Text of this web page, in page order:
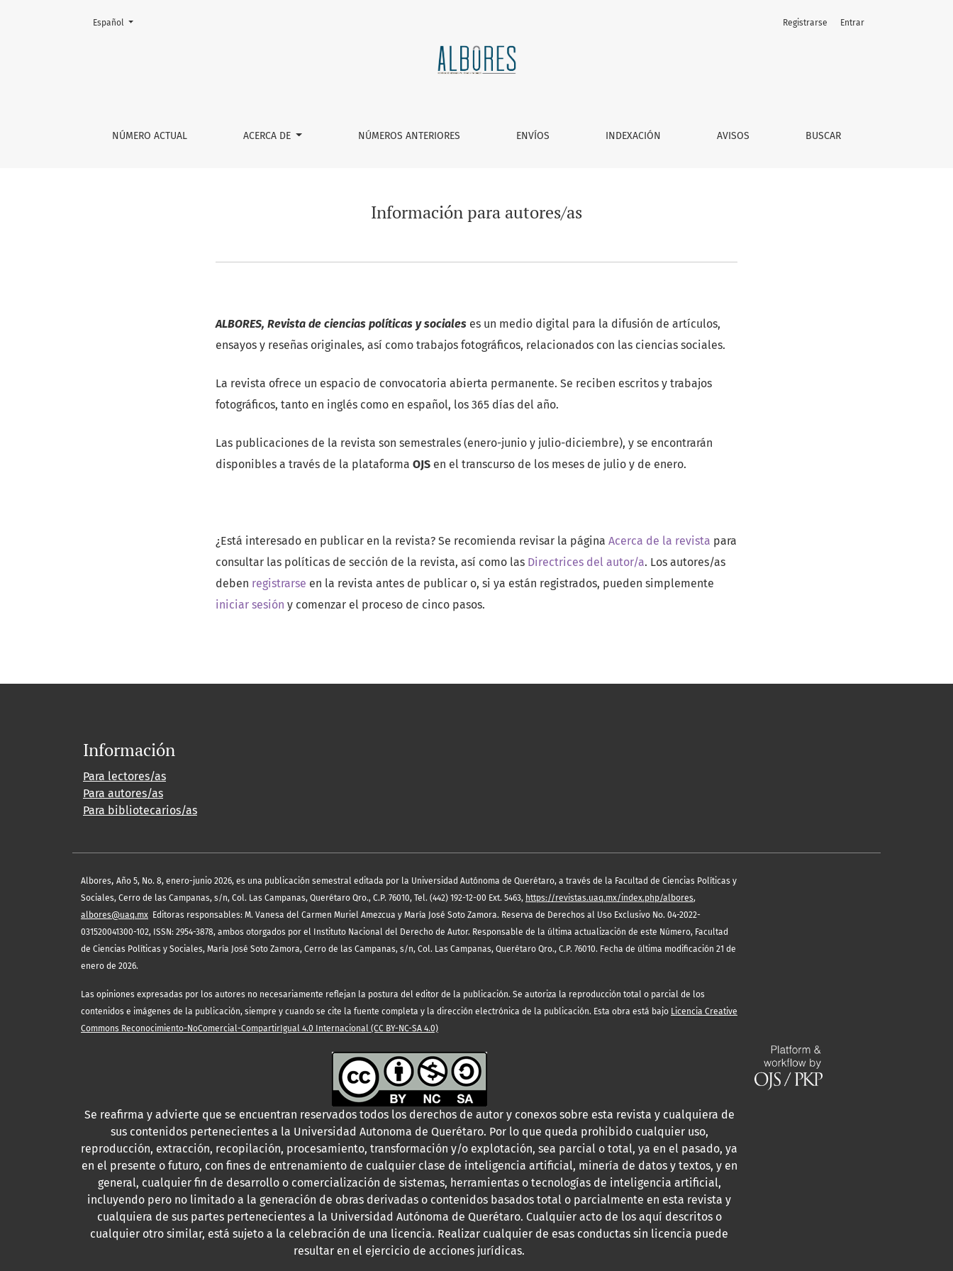
Información para autores/as
NÚMERO ACTUAL ACERCA DE NÚMEROS ANTERIORES ENVÍOS INDEXACIÓN AVISOS BUSCAR
Registrarse Entrar
Cambiar el idioma. El actual es:
Español
Información para autores/as
ALBORES, Revista de ciencias políticas y sociales es un medio digital para la difusión de artículos,
ensayos y reseñas originales, así como trabajos fotográficos, relacionados con las ciencias sociales.
La revista ofrece un espacio de convocatoria abierta permanente. Se reciben escritos y trabajos
fotográficos, tanto en inglés como en español, los 365 días del año.
Las publicaciones de la revista son semestrales (enero-junio y julio-diciembre), y se encontrarán
disponibles a través de la plataforma OJS en el transcurso de los meses de julio y de enero.
¿Está interesado en publicar en la revista? Se recomienda revisar la página Acerca de la revista para
consultar las políticas de sección de la revista, así como las Directrices del autor/a. Los autores/as
deben registrarse en la revista antes de publicar o, si ya están registrados, pueden simplemente
iniciar sesión y comenzar el proceso de cinco pasos.
Información
Para lectores/as
Para autores/as
Para bibliotecarios/as
Albores, Año 5, No. 8, enero-junio 2026, es una publicación semestral editada por la Universidad Autónoma de Querétaro, a través de la Facultad de Ciencias Políticas y
Sociales, Cerro de las Campanas, s/n, Col. Las Campanas, Querétaro Qro., C.P. 76010, Tel. (442) 192-12-00 Ext. 5463, https://revistas.uaq.mx/index.php/albores,
albores@uaq.mx Editoras responsables: M. Vanesa del Carmen Muriel Amezcua y María José Soto Zamora. Reserva de Derechos al Uso Exclusivo No. 04-2022-
031520041300-102, ISSN: 2954-3878, ambos otorgados por el Instituto Nacional del Derecho de Autor. Responsable de la última actualización de este Número, Facultad
de Ciencias Políticas y Sociales, María José Soto Zamora, Cerro de las Campanas, s/n, Col. Las Campanas, Querétaro Qro., C.P. 76010. Fecha de última modificación 21 de
enero de 2026.
Las opiniones expresadas por los autores no necesariamente reflejan la postura del editor de la publicación. Se autoriza la reproducción total o parcial de los
contenidos e imágenes de la publicación, siempre y cuando se cite la fuente completa y la dirección electrónica de la publicación. Esta obra está bajo Licencia Creative
Commons Reconocimiento-NoComercial-CompartirIgual 4.0 Internacional (CC BY-NC-SA 4.0)
Se reafirma y advierte que se encuentran reservados todos los derechos de autor y conexos sobre esta revista y cualquiera de
sus contenidos pertenecientes a la Universidad Autonoma de Querétaro. Por lo que queda prohibido cualquier uso,
reproducción, extracción, recopilación, procesamiento, transformación y/o explotación, sea parcial o total, ya en el pasado, ya
en el presente o futuro, con fines de entrenamiento de cualquier clase de inteligencia artificial, minería de datos y textos, y en
general, cualquier fin de desarrollo o comercialización de sistemas, herramientas o tecnologías de inteligencia artificial,
incluyendo pero no limitado a la generación de obras derivadas o contenidos basados total o parcialmente en esta revista y
cualquiera de sus partes pertenecientes a la Universidad Autónoma de Querétaro. Cualquier acto de los aquí descritos o
cualquier otro similar, está sujeto a la celebración de una licencia. Realizar cualquier de esas conductas sin licencia puede
resultar en el ejercicio de acciones jurídicas.